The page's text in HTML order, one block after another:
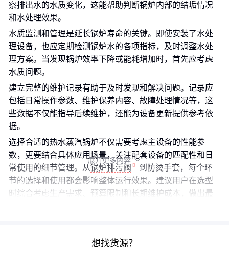
察排出水的水质变化，这能帮助判断锅炉内部的结垢情况
和水处理效果。
水质监测和管理是延长锅炉寿命的关键。即使安装了水处
理设备，也应定期检测锅炉水的各项指标，及时调整水处
理方案。当发现锅炉效率下降或能耗增加时，首先应考虑
水质问题。
建立完整的维护记录有助于及时发现和解决问题。记录应
包括日常操作参数、维护保养内容、故障处理情况等，这
些数据不仅能指导后续维护，还能为设备更新提供参考依
据。
选择合适的热水蒸汽锅炉不仅需要考虑主设备的性能参
数，更要结合具体应用场景，关注配套设备的匹配性和日
常使用的细节管理。从锅炉排污阀
到防烫手套，每个环
节的选择和使用都会影响整体运行效果。建议用户在选型
时综合考虑生产需求、预算限制和长期维护成本，做出最
展开更多内容 
想找货源？